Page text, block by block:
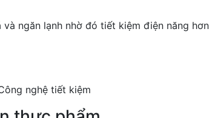
ngăn lạnh nhờ đó tiết kiệm điện năng hơn